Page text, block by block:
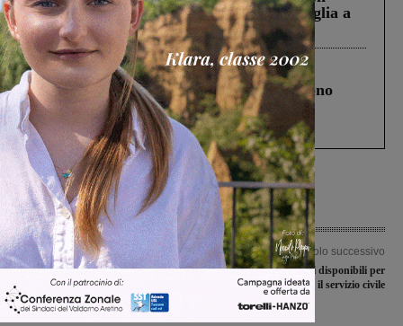
Fiorentino l’uomo che aveva ucciso la figlia a
Levane nel 2020
Cronaca 4 Agosto 2026
Un anno fa la strage in A1 in cui morirono
Gianni, Giulia e Franco. Lo schianto, il
processo, lo stop ai sorpassi fra tir....
Articolo precedente
Rinaldo Nocentini pronto per il Giro
dei Paesi Baschi
Articolo successivo
Gaib: due posti disponibili per
effettuare il servizio civile